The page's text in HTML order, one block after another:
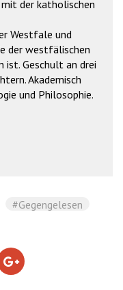
der katholischen
Westfale und
der westfälischen
ist. Geschult an drei
Akademisch
und Philosophie.
#Gegengelesen